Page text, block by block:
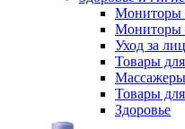
Мониторы
Мониторы
Уход за
Товары
Массажеры
Товары
Здоровье